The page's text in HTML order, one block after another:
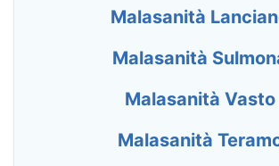
Malasanità
Malasanità
Malasanità Vasto
Malasanità